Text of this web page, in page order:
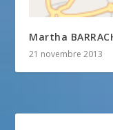
Martha
21 novembre 2013